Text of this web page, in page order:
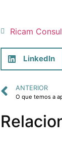
Ricam
LinkedIn
ANTERIOR
O que temos a